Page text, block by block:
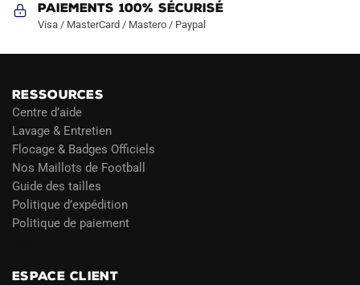
Paiements 100% Sécurisé
Visa / MasterCard / Mastero / Paypal
RESSOURCES
Centre d’aide
Lavage & Entretien
Flocage & Badges Officiels
Nos Maillots de Football
Guide des tailles
Politique d’expédition
Politique de paiement
ESPACE CLIENT